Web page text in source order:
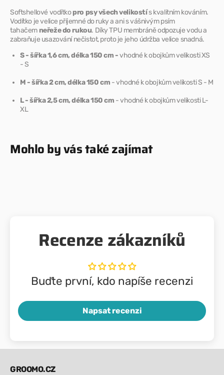
Softshellové vodítkopro psy všech velikostís kvalitním kováním.
Vodítko je velice příjemné do ruky a ani s vášnivým psím
tahačem neřeže do rukou. Díky TPU membráně odpozuje vodu a
zabraňuje usazování nečistot, proto je jeho údržba velice snadná.
S - šířka 1,6 cm, délka 150 cm -vhodné k obojkům velikosti XS
- S
M - šířka 2 cm, délka 150 cm - vhodné k obojkům velikosti S - M
L - šířka 2,5 cm, délka 150 cm - vhodné k obojkům velikosti L-
XL
Mohlo by vás také zajímat
Recenze zákazníků
Buďte první, kdo napíše recenzi
Napsat recenzi
GROOMO.CZ